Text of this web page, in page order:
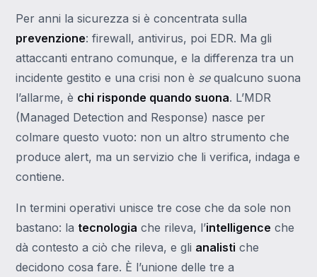
Per anni la sicurezza si è concentrata sulla
prevenzione: firewall, antivirus, poi EDR. Ma gli
attaccanti entrano comunque, e la differenza tra un
incidente gestito e una crisi non è sequalcuno suona
l’allarme, è chi risponde quando suona. L’MDR
(Managed Detection and Response) nasce per
colmare questo vuoto: non un altro strumento che
produce alert, ma un servizio che li verifica, indaga e
contiene.
In termini operativi unisce tre cose che da sole non
bastano: la tecnologia che rileva, l’intelligence che
dà contesto a ciò che rileva, e gli analisti che
decidono cosa fare. È l’unione delle tre a